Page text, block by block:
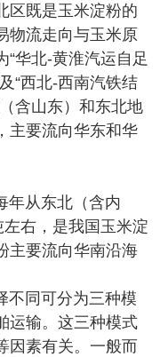
区既是玉米淀粉的
物流走向与玉米原
华北-黄淮汽运自足
“西北-西南汽铁结
含山东）和东北地
主要流向华东和华
年从东北（含内
右，是我国玉米淀
主要流向华南沿海
不同可分为三种模
运输。这三种模式
因素有关。一般而